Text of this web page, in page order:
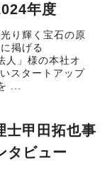
年度
り輝く宝石の原
掲げる
人」様の本社オ
スタートアップ
...
士甲田拓也事
タビュー